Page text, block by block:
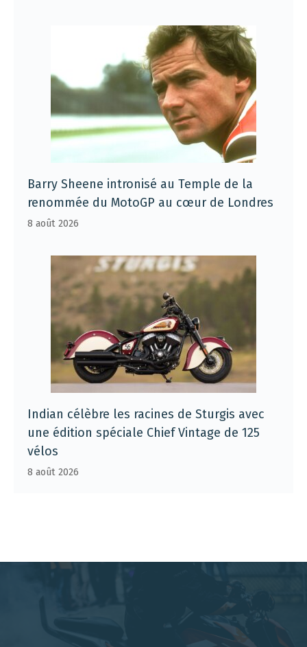
Barry Sheene intronisé au Temple de la
renommée du MotoGP au cœur de Londres
8 août 2026
Indian célèbre les racines de Sturgis avec
une édition spéciale Chief Vintage de 125
vélos
8 août 2026